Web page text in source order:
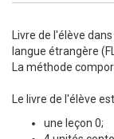
Livre de l'élève
langue étrangère
La méthode
Le livre de l'élève
une leçon 0;